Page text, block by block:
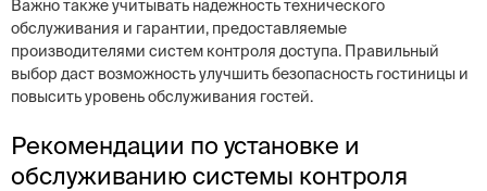
Важно также учитывать надежность технического
обслуживания и гарантии, предоставляемые
производителями систем контроля доступа. Правильный
выбор даст возможность улучшить безопасность гостиницы и
повысить уровень обслуживания гостей.
Рекомендации по установке и
обслуживанию системы контроля